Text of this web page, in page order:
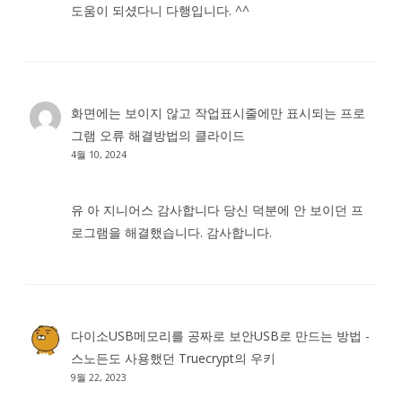
도움이 되셨다니 다행입니다. ^^
화면에는 보이지 않고 작업표시줄에만 표시되는 프로
그램 오류 해결방법의 클라이드
4월 10, 2024
유 아 지니어스 감사합니다 당신 덕분에 안 보이던 프
로그램을 해결했습니다. 감사합니다.
다이소USB메모리를 공짜로 보안USB로 만드는 방법 -
스노든도 사용했던 Truecrypt의 우키
9월 22, 2023